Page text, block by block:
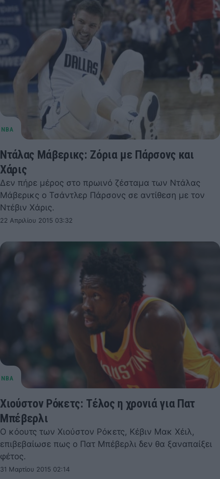
Ντάλας Μάβερικς: Ζόρια με Πάρσονς και
Χάρις
Δεν πήρε μέρος στο πρωινό ζέσταμα των Ντάλας
Μάβερικς ο Τσάντλερ Πάρσονς σε αντίθεση με τον
Ντέβιν Χάρις.
22 Απριλίου 2015 03:32
Χιούστον Ρόκετς: Τέλος η χρονιά για Πατ
Μπέβερλι
Ο κόουτς των Χιούστον Ρόκετς, Κέβιν Μακ Χέιλ,
επιβεβαίωσε πως ο Πατ Μπέβερλι δεν θα ξαναπαίξει
φέτος.
31 Μαρτίου 2015 02:14